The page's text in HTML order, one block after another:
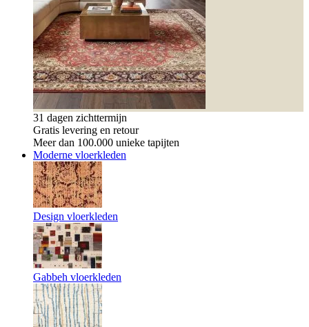
31 dagen zichttermijn
Gratis levering en retour
Meer dan 100.000 unieke tapijten
Moderne vloerkleden
Design vloerkleden
Gabbeh vloerkleden